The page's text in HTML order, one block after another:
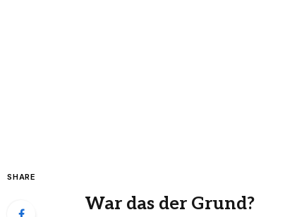
SHARE
War das der Grund?